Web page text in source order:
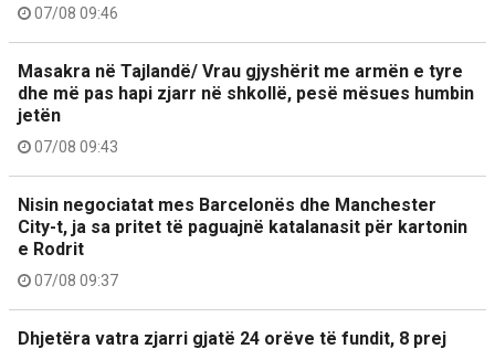
07/08 09:46
Masakra në Tajlandë/ Vrau gjyshërit me armën e tyre
dhe më pas hapi zjarr në shkollë, pesë mësues humbin
jetën
07/08 09:43
Nisin negociatat mes Barcelonës dhe Manchester
City-t, ja sa pritet të paguajnë katalanasit për kartonin
e Rodrit
07/08 09:37
Dhjetëra vatra zjarri gjatë 24 orëve të fundit, 8 prej